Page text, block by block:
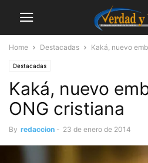
Home Destacadas Kaká, nuevo
Destacadas
Kaká, nuevo
ONG cristiana
By redaccion - 23 de enero de 2014